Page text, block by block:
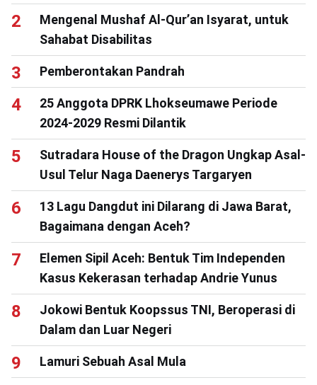
Mengenal Mushaf Al-Qur’an Isyarat, untuk
Sahabat Disabilitas
Pemberontakan Pandrah
25 Anggota DPRK Lhokseumawe Periode
2024-2029 Resmi Dilantik
Sutradara House of the Dragon Ungkap Asal-
Usul Telur Naga Daenerys Targaryen
13 Lagu Dangdut ini Dilarang di Jawa Barat,
Bagaimana dengan Aceh?
Elemen Sipil Aceh: Bentuk Tim Independen
Kasus Kekerasan terhadap Andrie Yunus
Jokowi Bentuk Koopssus TNI, Beroperasi di
Dalam dan Luar Negeri
Lamuri Sebuah Asal Mula